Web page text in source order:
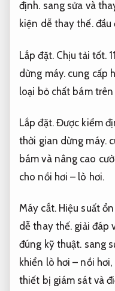
định. sang sửa và
kiện dễ thay thế.đầu
Lắp đặt. Chịu tải tốt.
dừng máy.cung cấp
loại bỏ chất bám
Lắp đặt. Được kiểm
thời gian dừng máy.
bám và nâng cao
cho nồi hơi – lò hơi.
Máy cắt. Hiệu suất
dễ thay thế. giải đáp
đúng kỹ thuật. sang
khiển lò hơi – nồi hơi,
thiết bị giám sát và